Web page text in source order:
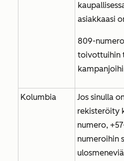
asiakkaasi
809-
toivottuihin
Kolumbia
Jos sinulla
rekisteröity
numero,
numeroihin